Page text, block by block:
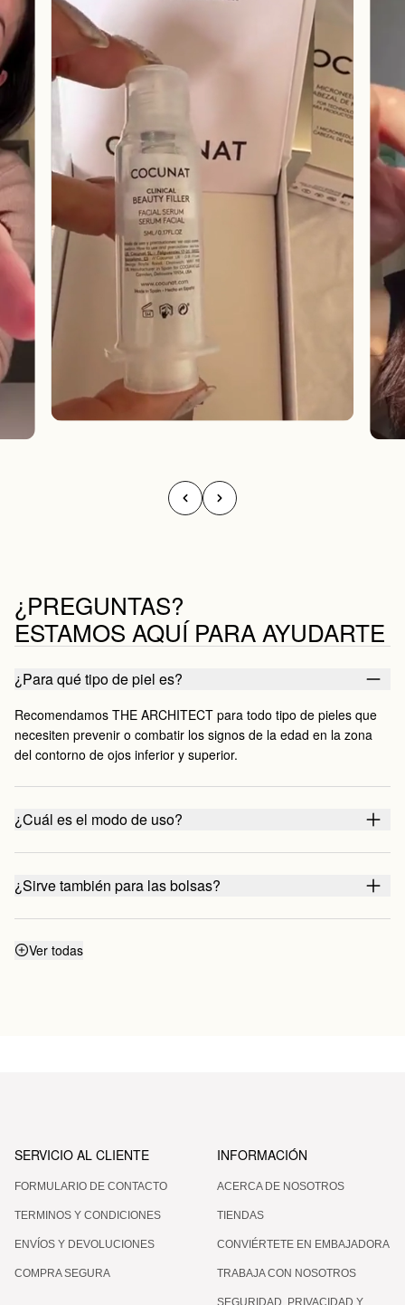
¿PREGUNTAS?
ESTAMOS AQUÍ PARA AYUDARTE
¿Para qué tipo de piel es?
Recomendamos THE ARCHITECT para todo tipo de pieles que
necesiten prevenir o combatir los signos de la edad en la zona
del contorno de ojos inferior y superior.
¿Cuál es el modo de uso?
¿Sirve también para las bolsas?
¿Qué diferencia hay con THE LIFT?
Ver todas
SERVICIO AL CLIENTE
FORMULARIO DE CONTACTO
TERMINOS Y CONDICIONES
ENVÍOS Y DEVOLUCIONES
COMPRA SEGURA
INFORMACIÓN
ACERCA DE NOSOTROS
TIENDAS
CONVIÉRTETE EN EMBAJADORA
TRABAJA CON NOSOTROS
SEGURIDAD, PRIVACIDAD Y